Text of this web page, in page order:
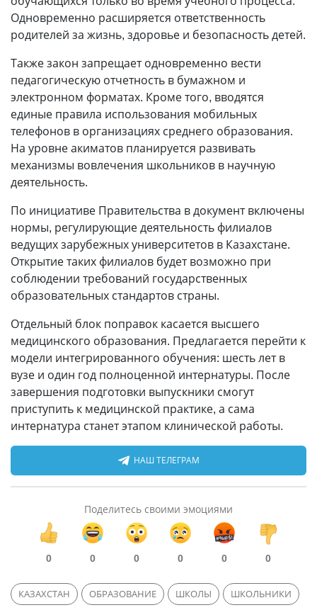
Одновременно расширяется ответственность
родителей за жизнь, здоровье и безопасность детей.
Также закон запрещает одновременно вести
педагогическую отчетность в бумажном и
электронном форматах. Кроме того, вводятся
единые правила использования мобильных
телефонов в организациях среднего образования.
На уровне акиматов планируется развивать
механизмы вовлечения школьников в научную
деятельность.
По инициативе Правительства в документ включены
нормы, регулирующие деятельность филиалов
ведущих зарубежных университетов в Казахстане.
Открытие таких филиалов будет возможно при
соблюдении требований государственных
образовательных стандартов страны.
Отдельный блок поправок касается высшего
медицинского образования. Предлагается перейти к
модели интегрированного обучения: шесть лет в
вузе и один год полноценной интернатуры. После
завершения подготовки выпускники смогут
приступить к медицинской практике, а сама
интернатура станет этапом клинической работы.
НАШ ТЕЛЕГРАМ
Поделитесь своими эмоциями
0 0 0 0 0 0
КАЗАХСТАН ОБРАЗОВАНИЕ ШКОЛЫ ШКОЛЬНИКИ